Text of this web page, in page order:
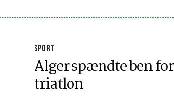
SPORT
Alger spændte ben for
triatlon